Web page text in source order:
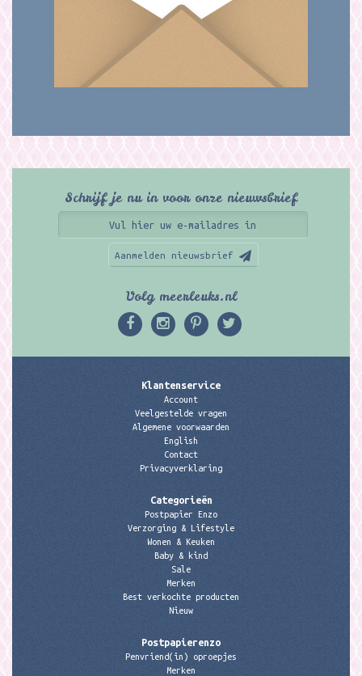
Schrijf je nu in voor onze nieuwsbrief
Aanmelden nieuwsbrief
Volg meerleuks.nl
Klantenservice
Account
Veelgestelde vragen
Algemene voorwaarden
English
Contact
Privacyverklaring
Categorieën
Postpapier Enzo
Verzorging & Lifestyle
Wonen & Keuken
Baby & kind
Sale
Merken
Best verkochte producten
Nieuw
Postpapierenzo
Penvriend(in) oproepjes
Merken